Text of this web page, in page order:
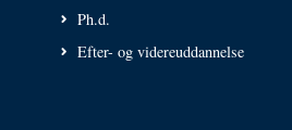
Ph.d.
Efter- og videreuddannelse